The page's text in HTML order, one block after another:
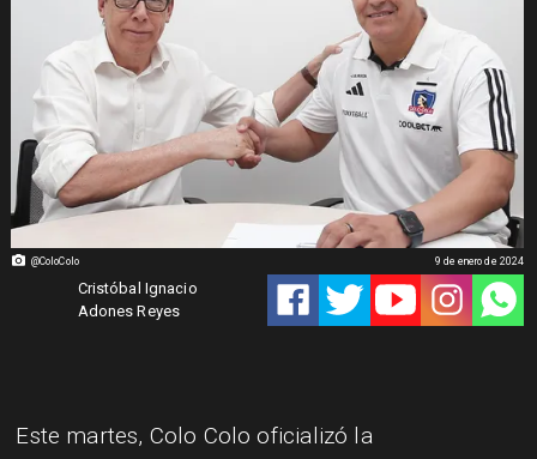
@ColoColo
Cristóbal Ignacio
Adones Reyes
9 de enero de 2024
​Este martes, Colo Colo oficializó la